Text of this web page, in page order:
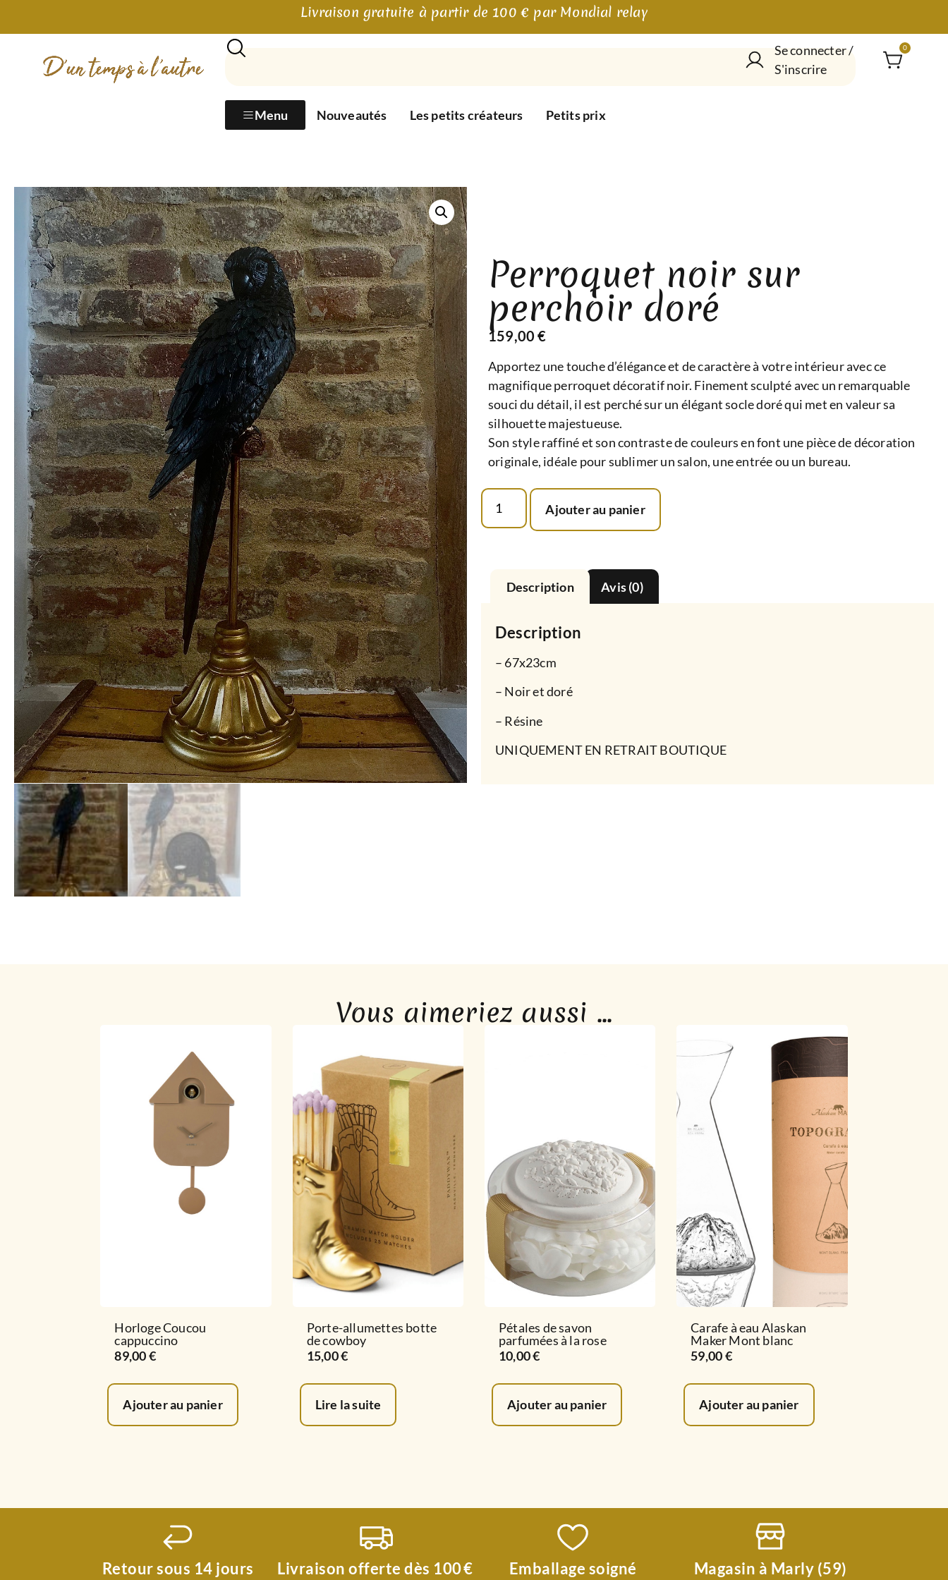
Livraison gratuite à partir de 100 € par Mondial relay
Menu Nouveautés Les petits créateurs Petits prix
Se connecter /
S'inscrire
0
Perroquet noir sur
perchoir doré
159,00€
Apportez une touche d’élégance et de caractère à votre intérieur avec ce
magnifique perroquet décoratif noir. Finement sculpté avec un remarquable
souci du détail, il est perché sur un élégant socle doré qui met en valeur sa
silhouette majestueuse.
Son style raffiné et son contraste de couleurs en font une pièce de décoration
originale, idéale pour sublimer un salon, une entrée ou un bureau.
Ajouter au panier
Description Avis (0)
Description
– 67x23cm
– Noir et doré
– Résine
UNIQUEMENT EN RETRAIT BOUTIQUE
Vous aimeriez aussi ...
Horloge Coucou
cappuccino
89,00€
Ajouter au panier
Porte-allumettes botte
de cowboy
15,00€
Lire la suite
Pétales de savon
parfumées à la rose
10,00€
Ajouter au panier
Carafe à eau Alaskan
Maker Mont blanc
59,00€
Ajouter au panier
Retour sous 14 jours Livraison offerte dès 100 € Emballage soigné Magasin à Marly (59)